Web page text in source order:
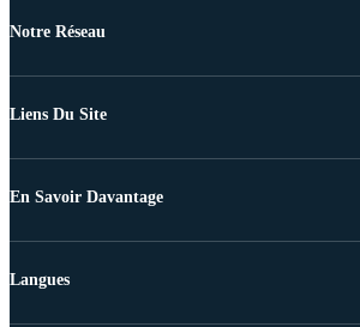
Notre Réseau
Liens Du Site
En Savoir Davantage
Langues